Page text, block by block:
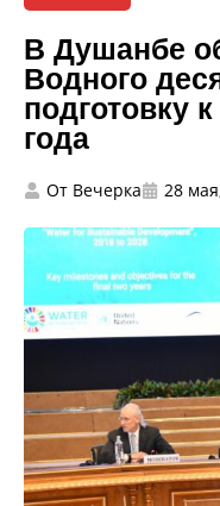
В Душанбе
Водного
подготовку
года
От Вечерка 28